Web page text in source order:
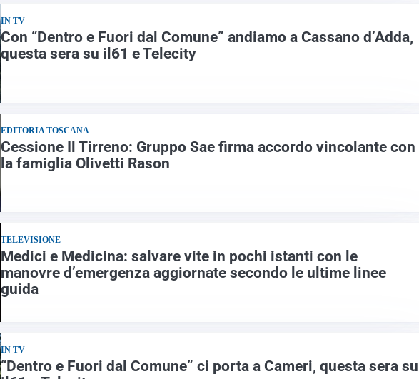
IN TV
Con “Dentro e Fuori dal Comune” andiamo a Cassano d’Adda,
questa sera su il61 e Telecity
EDITORIA TOSCANA
Cessione Il Tirreno: Gruppo Sae firma accordo vincolante con
la famiglia Olivetti Rason
TELEVISIONE
Medici e Medicina: salvare vite in pochi istanti con le
manovre d’emergenza aggiornate secondo le ultime linee
guida
IN TV
“Dentro e Fuori dal Comune” ci porta a Cameri, questa sera su